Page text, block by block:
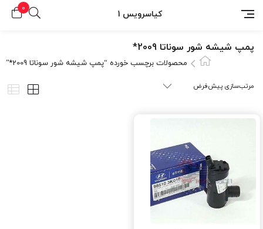
کیاسرویس 1
0
پمپ شیشه شور سوناتا 2009*
محصولات برچسب خورده “پمپ شیشه شور سوناتا 2009*”